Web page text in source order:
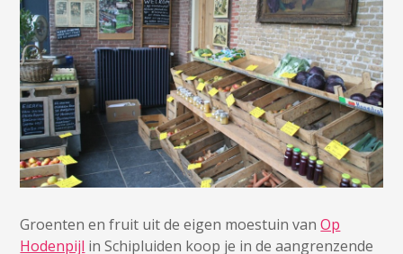
Groenten en fruit uit de eigen moestuin vanOp
Hodenpijl in Schipluiden koop je in de aangrenzende